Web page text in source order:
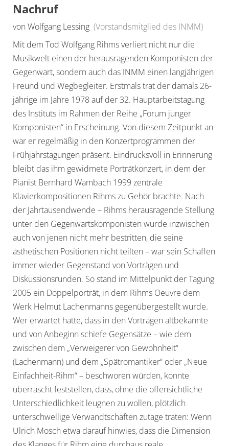
Nachruf
von Wolfgang Lessing (Vorstandsmitglied des INMM)
Mit dem Tod Wolfgang Rihms verliert nicht nur die
Musikwelt einen der herausragenden Komponisten der
Gegenwart, sondern auch das INMM einen langjährigen
Freund und Wegbegleiter. Erstmals trat der damals 26-
jährige im Jahre 1978 auf der 32. Hauptarbeitstagung
des Instituts im Rahmen der Reihe „Forum junger
Komponisten“ in Erscheinung. Von diesem Zeitpunkt an
war er regelmäßig in den Konzertprogrammen der
Frühjahrstagungen präsent. Eindrucksvoll in Erinnerung
bleibt das ihm gewidmete Porträtkonzert, in dem der
Pianist Bernhard Wambach 1999 zentrale
Klavierkompositionen Rihms zu Gehör brachte. Nach
der Jahrtausendwende – Rihms herausragende Stellung
unter den Gegenwartskomponisten wurde inzwischen
auch von jenen nicht mehr bestritten, die seine
ästhetischen Positionen nicht teilten – war sein Schaffen
immer wieder Gegenstand von Vorträgen und
Diskussionsrunden. So stand im Mittelpunkt der Tagung
2005 ein Doppelporträt, in dem Rihms Oeuvre dem
Werk Helmut Lachenmanns gegenübergestellt wurde.
Wer erwartet hatte, dass in den Vorträgen altbekannte
und von Anbeginn schiefe Gegensätze – wie dem
zwischen dem „Verweigerer von Gewohnheit“
(Lachenmann) und dem „Spätromantiker“ oder „Neue
Einfachheit-Rihm“ – beschworen würden, konnte
überrascht feststellen, dass, ohne die offensichtliche
Unterschiedlichkeit leugnen zu wollen, plötzlich
unterschwellige Verwandtschaften zutage traten: Wenn
Ulrich Mosch etwa darauf hinwies, dass die Dimension